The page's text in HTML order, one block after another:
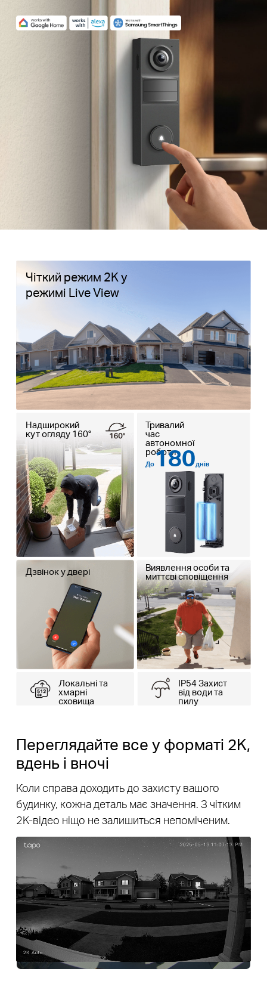
Чіткий режим 2K у
режимі Live View
Дзвінок у двері Виявлення особи та
миттєві сповіщення
Надширокий
кут огляду 160°
Тривалий
час
автономної
роботи
До180днів
Локальні та
хмарні
сховища
IP54 Захист
від води та
пилу
Переглядайте все у форматі 2K,
вдень і вночі
Коли справа доходить до захисту вашого
будинку, кожна деталь має значення. З чітким
2K-відео ніщо не залишиться непоміченим.